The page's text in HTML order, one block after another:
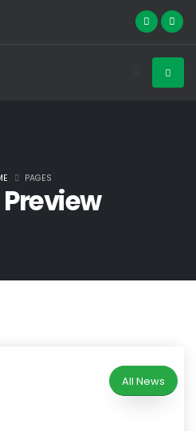
Preview
PAGES
All News